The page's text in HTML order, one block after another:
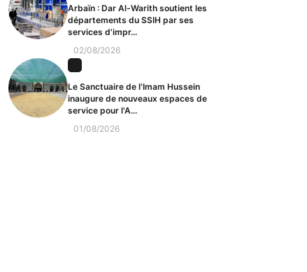
Arbaïn : Dar Al-Warith soutient les
départements du SSIH par ses
services d'impr...
02/08/2026
Le Sanctuaire de l'Imam Hussein
inaugure de nouveaux espaces de
service pour l'A...
01/08/2026